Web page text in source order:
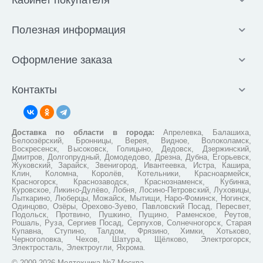
Полезная информация
Оформление заказа
Контакты
Доставка по области в города: Апрелевка, Балашиха,
Белоозёрский, Бронницы, Верея, Видное, Волоколамск,
Воскресенск, Высоковск, Голицыно, Дедовск, Дзержинский,
Дмитров, Долгопрудный, Домодедово, Дрезна, Дубна, Егорьевск,
Жуковский, Зарайск, Звенигород, Ивантеевка, Истра, Кашира,
Клин, Коломна, Королёв, Котельники, Красноармейск,
Красногорск, Краснозаводск, Краснознаменск, Кубинка,
Куровское, Ликино-Дулёво, Лобня, Лосино-Петровский, Луховицы,
Лыткарино, Люберцы, Можайск, Мытищи, Наро-Фоминск, Ногинск,
Одинцово, Озёры, Орехово-Зуево, Павловский Посад, Пересвет,
Подольск, Протвино, Пушкино, Пущино, Раменское, Реутов,
Рошаль, Руза, Сергиев Посад, Серпухов, Солнечногорск, Старая
Купавна, Ступино, Талдом, Фрязино, Химки, Хотьково,
Черноголовка, Чехов, Шатура, Щёлково, Электрогорск,
Электросталь, Электроугли, Яхрома.